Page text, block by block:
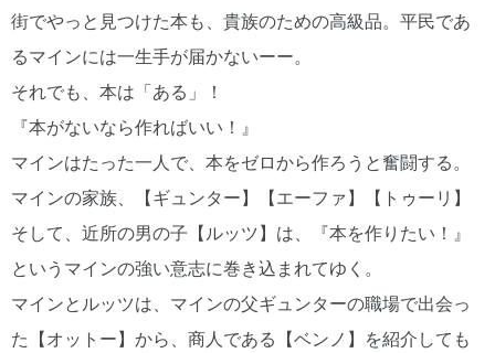
街でやっと見つけた本も、貴族のための高級品。平民であ
るマインには一生手が届かないーー。
それでも、本は「ある」！
『本がないなら作ればいい！』
マインはたった一人で、本をゼロから作ろうと奮闘する。
マインの家族、【ギュンター】【エーファ】【トゥーリ】
そして、近所の男の子【ルッツ】は、『本を作りたい！』
というマインの強い意志に巻き込まれてゆく。
マインとルッツは、マインの父ギュンターの職場で出会っ
た【オットー】から、商人である【ベンノ】を紹介しても